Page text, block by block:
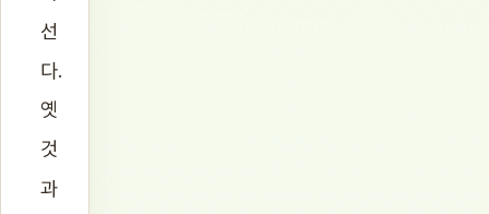
선
다.
옛
것
과